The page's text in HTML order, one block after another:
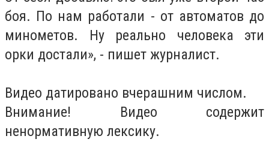
боя. По нам работали - от автоматов до
минометов. Ну реально человека эти
орки достали», - пишет журналист.
Видео датировано вчерашним числом.
Внимание! Видео содержит
ненормативную лексику.